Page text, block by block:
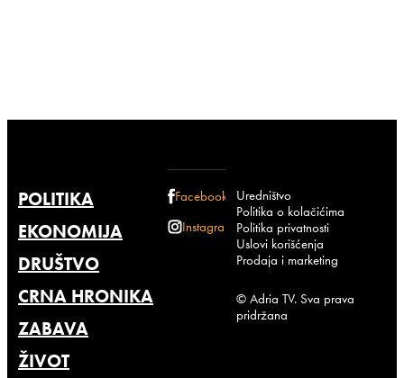
POLITIKA
EKONOMIJA
DRUŠTVO
CRNA HRONIKA
ZABAVA
ŽIVOT
Facebook
Instagram
Uredništvo
Politika o kolačićima
Politika privatnosti
Uslovi korišćenja
Prodaja i marketing
© Adria TV. Sva prava
pridržana